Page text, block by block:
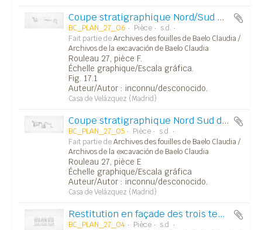
Coupe stratigraphique Nord/Sud de l'esplanade des temples (Temple A). S 19 et S 16.
BC_PLAN_27_06 Pièce
s.d.
Fait partie deArchives des fouilles de Baelo Claudia /
Archivos de la excavación de Baelo Claudia
Rouleau 27, pièce F.
Échelle graphique/Escala gráfica.
Fig. 17.1
Auteur/Autor : inconnu/desconocido.
Casa de Velázquez (Madrid)
Coupe stratigraphique Nord Sud du temple B au mur Est-Ouest (S.18 et S.12). Archéo 15 - IV2.
BC_PLAN_27_05 Pièce
s.d.
Fait partie deArchives des fouilles de Baelo Claudia /
Archivos de la excavación de Baelo Claudia
Rouleau 27, pièce E
Échelle graphique/Escala gráfica
Auteur/Autor : inconnu/desconocido.
Casa de Velázquez (Madrid)
Restitution en façade des trois temples du Capitole (fig. 57.1)
BC_PLAN_27_04 Pièce
s.d.